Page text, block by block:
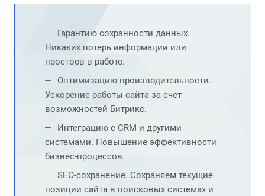
Гарантию сохранности данных.
Никаких потерь информации или
простоев в работе.
Оптимизацию производительности.
Ускорение работы сайта за счет
возможностей Битрикс.
Интеграцию с CRM и другими
системами. Повышение эффективности
бизнес-процессов.
SEO-сохранение. Сохраняем текущие
позиции сайта в поисковых системах и